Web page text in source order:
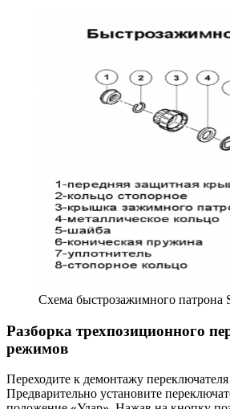
Схема быстрозажимного патрона
Разборка трехпозиционного
режимов
Переходите к демонтажу
Предварительно установите